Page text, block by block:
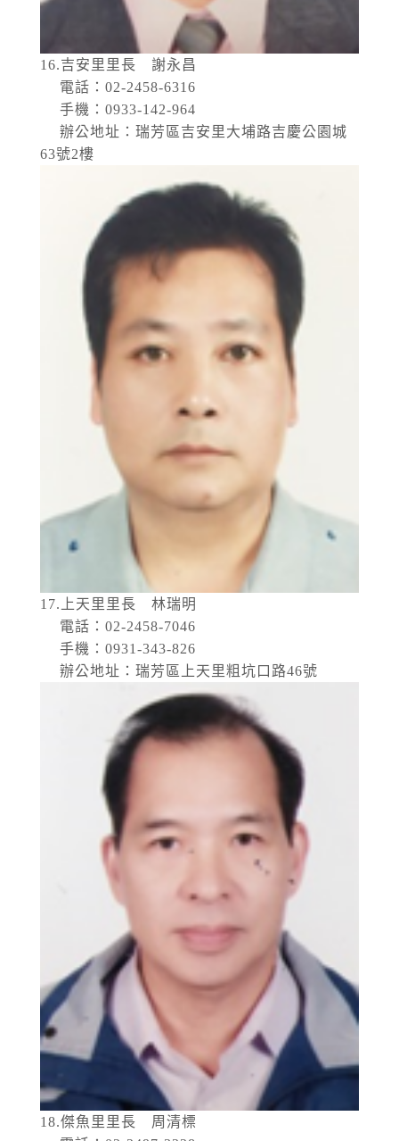
16.吉安里里長 謝永昌
電話：02-2458-6316
手機：0933-142-964
辦公地址：瑞芳區吉安里大埔路吉慶公園城
63號2樓
17.上天里里長 林瑞明
電話：02-2458-7046
手機：0931-343-826
辦公地址：瑞芳區上天里粗坑口路46號
18.傑魚里里長 周清標